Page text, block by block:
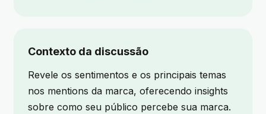
Contexto da discussão
Revele os sentimentos e os principais temas
nos mentions da marca, oferecendo insights
sobre como seu público percebe sua marca.